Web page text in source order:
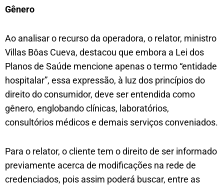
Gên​​ero
Ao analisar o recurso da operadora, o relator, ministro
Villas Bôas Cueva, destacou que embora a Lei dos
Planos de Saúde mencione apenas o termo “entidade
hospitalar”, essa expressão, à luz dos princípios do
direito do consumidor, deve ser entendida como
gênero, englobando clínicas, laboratórios,
consultórios médicos e demais serviços conveniados.
Para o relator, o cliente tem o direito de ser informado
previamente acerca de modificações na rede de
credenciados, pois assim poderá buscar, entre as